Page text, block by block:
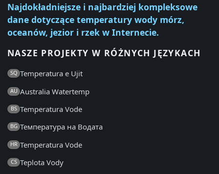
Najdokładniejsze i najbardziej kompleksowe
dane dotyczące temperatury wody mórz,
oceanów, jezior i rzek w Internecie.
NASZE PROJEKTY W RÓŻNYCH JĘZYKACH
SQ Temperatura e Ujit
AU Australia Watertemp
BS Temperatura Vode
BG Температура на Водата
HR Temperatura Vode
CS Teplota Vody